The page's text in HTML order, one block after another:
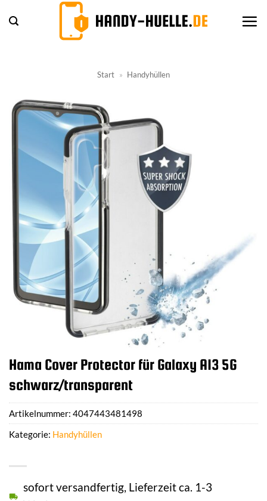
Inhalt
Start » Handyhüllen
Hama Cover Protector für Galaxy A13 5G
schwarz/transparent
sofort versandfertig, Lieferzeit ca. 1-3
Artikelnummer: 4047443481498
Kategorie: Handyhüllen